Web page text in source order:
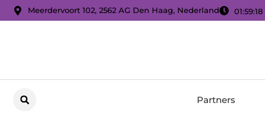
Meerdervoort 102, 2562 AG Den Haag, Nederland 01:59:19
Partners